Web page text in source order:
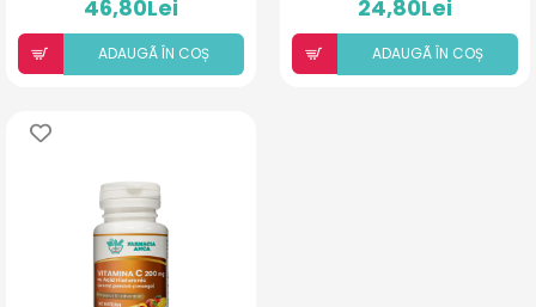
46,80Lei
ADAUGÃ ÎN COȘ
MENTĂ)
24,80Lei
ADAUGÃ ÎN COȘ